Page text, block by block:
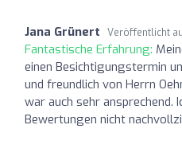
Jana Grünert Veröffentlicht
Fantastische Erfahrung:
einen Besichtigungstermin
und freundlich von Herrn
war auch sehr ansprechend.
Bewertungen nicht